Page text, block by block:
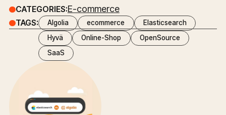
CATEGORIES:E-commerce
TAGS: Algolia ecommerce
Elasticsearch
Hyvä
Online-Shop
OpenSource
SaaS